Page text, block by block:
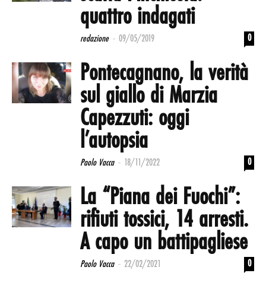
quattro indagati
redazione - 09/05/2019 0
Pontecagnano, la verità
sul giallo di Marzia
Capezzuti: oggi
l’autopsia
Paolo Vacca - 18/11/2022 0
La “Piana dei Fuochi”:
rifiuti tossici, 14 arresti.
A capo un battipagliese
Paolo Vacca - 22/02/2021 0